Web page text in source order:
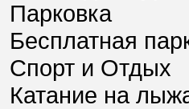
Парковка
Бесплатная
Спорт и Отдых
Катание на